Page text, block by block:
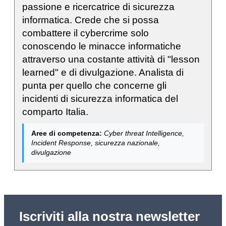
passione e ricercatrice di sicurezza
informatica. Crede che si possa
combattere il cybercrime solo
conoscendo le minacce informatiche
attraverso una costante attività di "lesson
learned" e di divulgazione. Analista di
punta per quello che concerne gli
incidenti di sicurezza informatica del
comparto Italia.
Aree di competenza: Cyber threat Intelligence,
Incident Response, sicurezza nazionale,
divulgazione
Iscriviti alla nostra newsletter